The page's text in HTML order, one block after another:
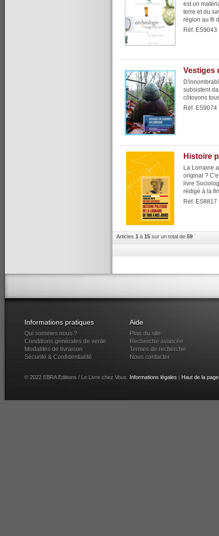
est un
terre et du
région au fil
Réf. ES9043
Vestiges
subsistent
côtoyons
Réf. ES9074
Histoire
La Lorraine
original ?
livre
rédigé à la
Réf. ES8817
Articles 1 à 15 sur un total de 59
Informations pratiques
Qui sommes nous ?
Conditions générales de vente
Modalités de livraison
Sécurité & Confidentialité
Aide
Plan du site
Recherche avancée
Termes de recherche
Nous contacter
© 2022 EBRA Editions / Le Livre chez Vous. Informations légales Haut de la page